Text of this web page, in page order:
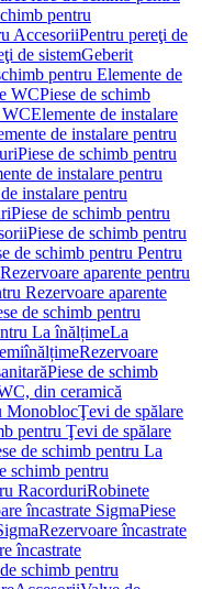
pentru
AccesoriiPentru pereţi de
de sistemGeberit
pentru Elemente de
WCPiese de schimb
WCElemente de instalare
de instalare pentru
Piese de schimb pentru
de instalare pentru
instalare pentru
Piese de schimb pentru
Piese de schimb pentru
de schimb pentru Pentru
Rezervoare aparente pentru
Rezervoare aparente
de schimb pentru
La înălțimeLa
Rezervoare
Piese de schimb
din ceramică
MonoblocŢevi de spălare
pentru Ţevi de spălare
de schimb pentru La
schimb pentru
RacorduriRobinete
încastrate SigmaPiese
Rezervoare încastrate
încastrate
schimb pentru